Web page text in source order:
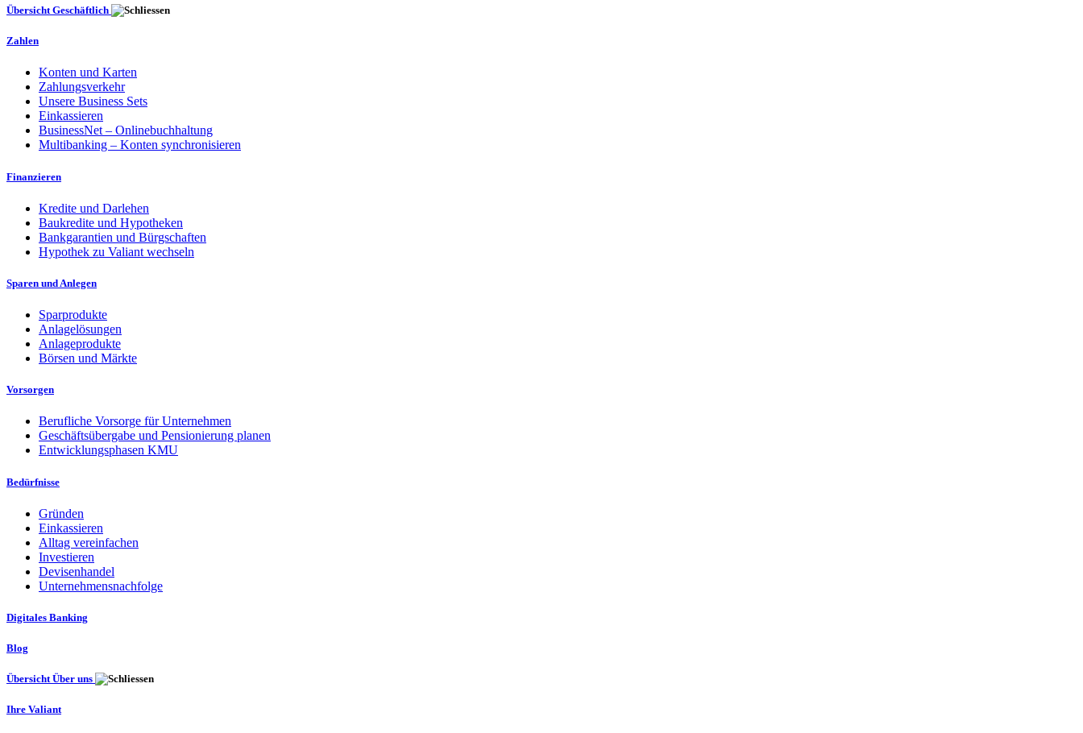
Übersicht Geschäftlich
Zahlen
Konten und Karten
Zahlungsverkehr
Unsere Business Sets
Einkassieren
BusinessNet – Onlinebuchhaltung
Multibanking – Konten synchronisieren
Finanzieren
Kredite und Darlehen
Baukredite und Hypotheken
Bankgarantien und Bürgschaften
Hypothek zu Valiant wechseln
Sparen und Anlegen
Sparprodukte
Anlagelösungen
Anlageprodukte
Börsen und Märkte
Vorsorgen
Berufliche Vorsorge für Unternehmen
Geschäftsübergabe und Pensionierung planen
Entwicklungsphasen KMU
Bedürfnisse
Gründen
Einkassieren
Alltag vereinfachen
Investieren
Devisenhandel
Unternehmensnachfolge
Digitales Banking
Blog
Übersicht Über uns
Ihre Valiant